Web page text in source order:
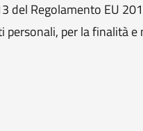
del Regolamento EU
per la finalità